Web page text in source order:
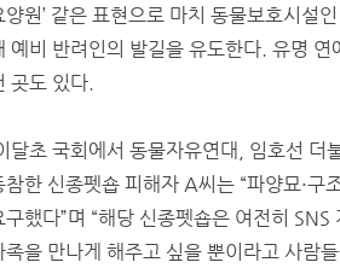
양원’ 같은 표현으로 마치 동물보호시설
예비 반려인의 발길을 유도한다. 유명
곳도 있다.
달초 국회에서 동물자유연대, 임호선 더
참한 신종펫숍 피해자 A씨는 “파양묘·구
구했다”며 “해당 신종펫숍은 여전히
족을 만나게 해주고 싶을 뿐이라고 사람